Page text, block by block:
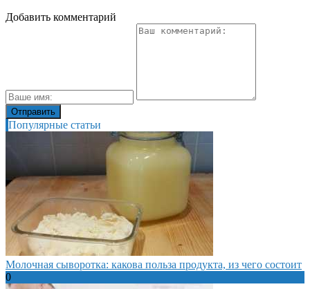
Добавить комментарий
Популярные статьи
Молочная сыворотка: какова польза продукта, из чего состоит
0